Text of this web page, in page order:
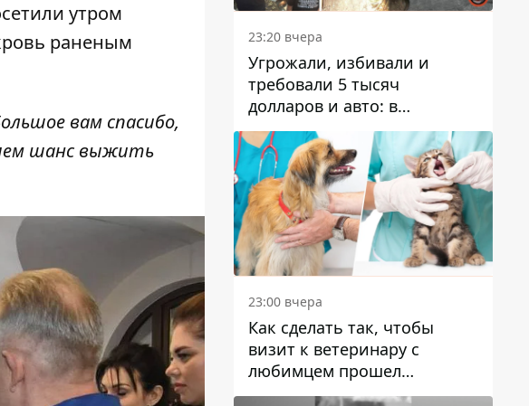
утром
раненым
вам спасибо,
шанс выжить
23:20 вчера
Угрожали, избивали и
требовали 5 тысяч
долларов и авто: в
Павлограде задержали двух
мужчин
23:00 вчера
Как сделать так, чтобы
визит к ветеринару с
любимцем прошел
спокойно: простые советы